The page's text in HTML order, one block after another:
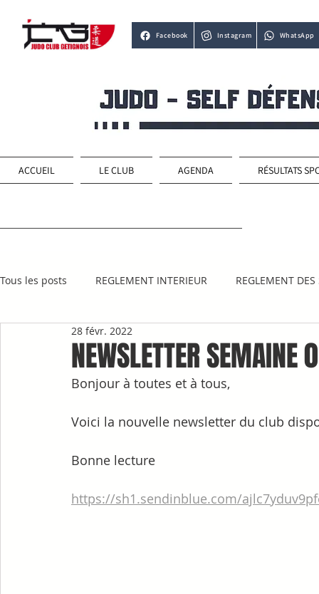
Facebook Instagram WhatsApp
ACCUEIL LE CLUB AGENDA RÉSULTATS
Tous les posts REGLEMENT INTERIEUR REGLEMENT DES
NEWSLETTER SEMAINE
28 févr. 2022
Bonjour à toutes et à tous,
Voici la nouvelle newsletter du club
Bonne lecture
https://sh1.sendinblue.com/